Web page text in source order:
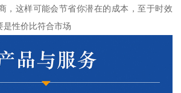
，这样可能会节省你潜在的成本，至于时效
是性价比符合市场